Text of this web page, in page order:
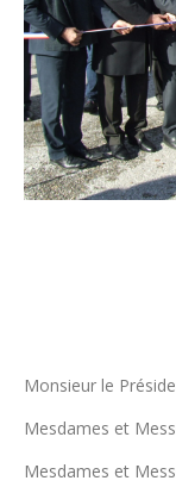
Monsieur le
Mesdames et
Mesdames et